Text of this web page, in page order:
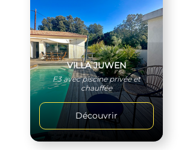
VILLA JUWEN
F3 avec piscine privée et
chauffée
Découvrir